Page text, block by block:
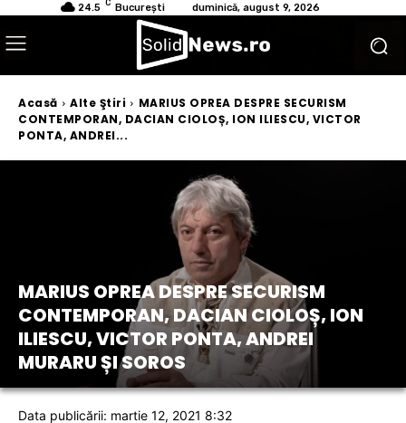
24.5 C București duminică, august 9, 2026
Acasă Alte Ştiri
MARIUS OPREA DESPRE SECURISM
CONTEMPORAN, DACIAN CIOLOȘ, ION ILIESCU, VICTOR
PONTA, ANDREI...
MARIUS OPREA DESPRE SECURISM
CONTEMPORAN, DACIAN CIOLOȘ, ION
ILIESCU, VICTOR PONTA, ANDREI
MURARU ȘI SOROS
Data publicării: martie 12, 2021 8:32